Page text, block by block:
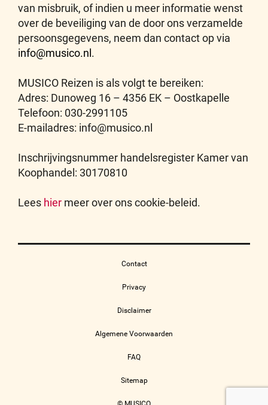
van misbruik, of indien u meer informatie wenst
over de beveiliging van de door ons verzamelde
persoonsgegevens, neem dan contact op via
info@musico.nl .
MUSICO Reizen is als volgt te bereiken:
Adres: Dunoweg 16 – 4356 EK – Oostkapelle
Telefoon: 030-2991105
E-mailadres: info@musico.nl
Inschrijvingsnummer handelsregister Kamer van
Koophandel: 30170810
Lees hier meer over ons cookie-beleid.
Contact
Privacy
Disclaimer
Algemene Voorwaarden
FAQ
Sitemap